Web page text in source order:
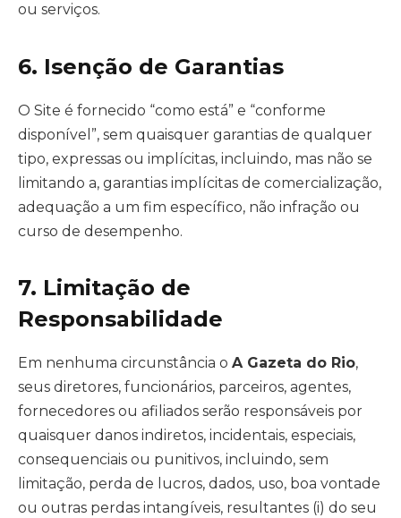
ou serviços.
6. Isenção de Garantias
O Site é fornecido “como está” e “conforme
disponível”, sem quaisquer garantias de qualquer
tipo, expressas ou implícitas, incluindo, mas não se
limitando a, garantias implícitas de comercialização,
adequação a um fim específico, não infração ou
curso de desempenho.
7. Limitação de
Responsabilidade
Em nenhuma circunstância o A Gazeta do Rio,
seus diretores, funcionários, parceiros, agentes,
fornecedores ou afiliados serão responsáveis por
quaisquer danos indiretos, incidentais, especiais,
consequenciais ou punitivos, incluindo, sem
limitação, perda de lucros, dados, uso, boa vontade
ou outras perdas intangíveis, resultantes (i) do seu